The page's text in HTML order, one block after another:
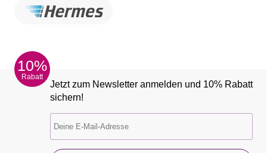
10%
Rabatt
Jetzt zum Newsletter anmelden und 10% Rabatt
sichern!